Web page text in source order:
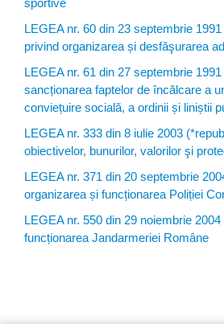
sportive
LEGEA nr. 60 din 23 septembrie
privind organizarea și desfăşurarea
LEGEA nr. 61 din 27 septembrie
sancționarea faptelor de încălcare a
conviețuire socială, a ordinii și liniștii
LEGEA nr. 333 din 8 iulie 2003
obiectivelor, bunurilor, valorilor şi
LEGEA nr. 371 din 20 septembrie
organizarea și funcționarea Poliției
LEGEA nr. 550 din 29 noiembrie
funcționarea Jandarmeriei Române